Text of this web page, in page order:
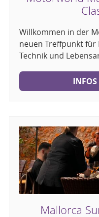
Willkommen in der
neuen Treffpunkt für
Technik und
Mallorca